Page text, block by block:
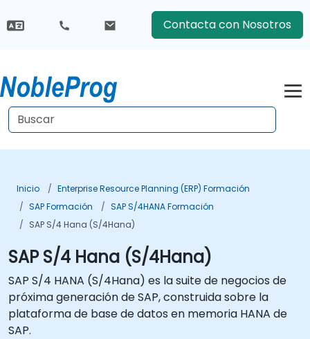
Contacta con Nosotros
Inicio
Enterprise Resource Planning (ERP) Formación
SAP Formación
SAP S/4HANA Formación
SAP S/4 Hana (S/4Hana)
SAP S/4 Hana (S/4Hana)
SAP S/4 HANA (S/4Hana) es la suite de negocios de
próxima generación de SAP, construida sobre la
plataforma de base de datos en memoria HANA de
SAP.